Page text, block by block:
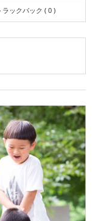
ラックバック ( 0 )